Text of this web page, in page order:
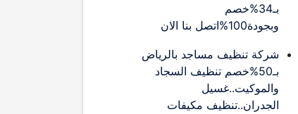
بـ34%خصم
وبجودة100%اتصل بنا الان
شركة تنظيف مساجد بالرياض
بـ50%خصم تنظيف السجاد
والموكيت..غسيل
الجدران..تنظيف مكيفات